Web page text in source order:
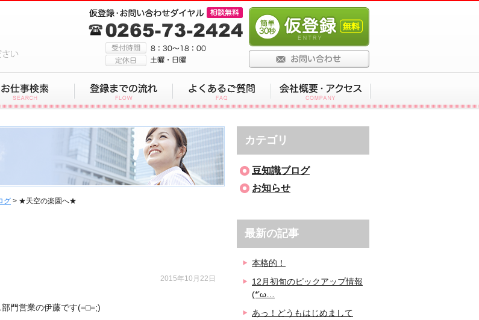
グ > ★天空の楽園へ★
2015年10月22日
門営業の伊藤です(=□=;)
カテゴリ
豆知識ブログ
お知らせ
最新の記事
本格的！
12月初旬のピックアップ情報
(*’ω…
あっ！どうもはじめまして